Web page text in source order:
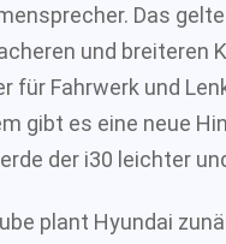
Das
und breiteren
für Fahrwerk und
gibt es eine neue
der i30 leichter
plant Hyundai